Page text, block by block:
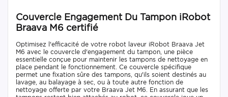
Couvercle Engagement Du Tampon iRobot
Braava M6 certifié
Optimisez l'efficacité de votre robot laveur iRobot Braava Jet
M6 avec le couvercle d'engagement du tampon, une pièce
essentielle conçue pour maintenir les tampons de nettoyage en
place pendant le fonctionnement. Ce couvercle spécifique
permet une fixation sûre des tampons, qu'ils soient destinés au
lavage, au balayage à sec, ou à toute autre fonction de
nettoyage offerte par votre Braava Jet M6. En assurant que les